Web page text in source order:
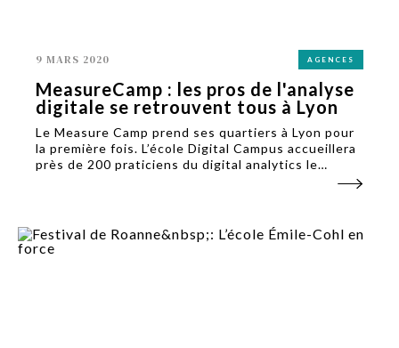
9 MARS 2020 AGENCES
MeasureCamp : les pros de l'analyse
digitale se retrouvent tous à Lyon
Le Measure Camp prend ses quartiers à Lyon pour
la première fois. L’école Digital Campus accueillera
près de 200 praticiens du digital analytics le